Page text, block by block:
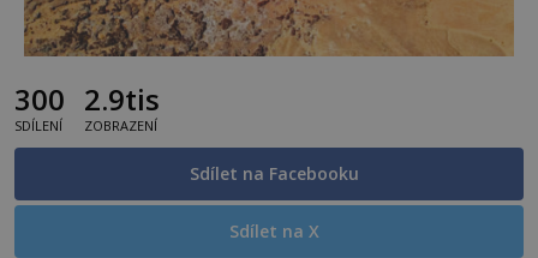
300
SDÍLENÍ
2.9tis
ZOBRAZENÍ
Sdílet na Facebooku
Sdílet na X